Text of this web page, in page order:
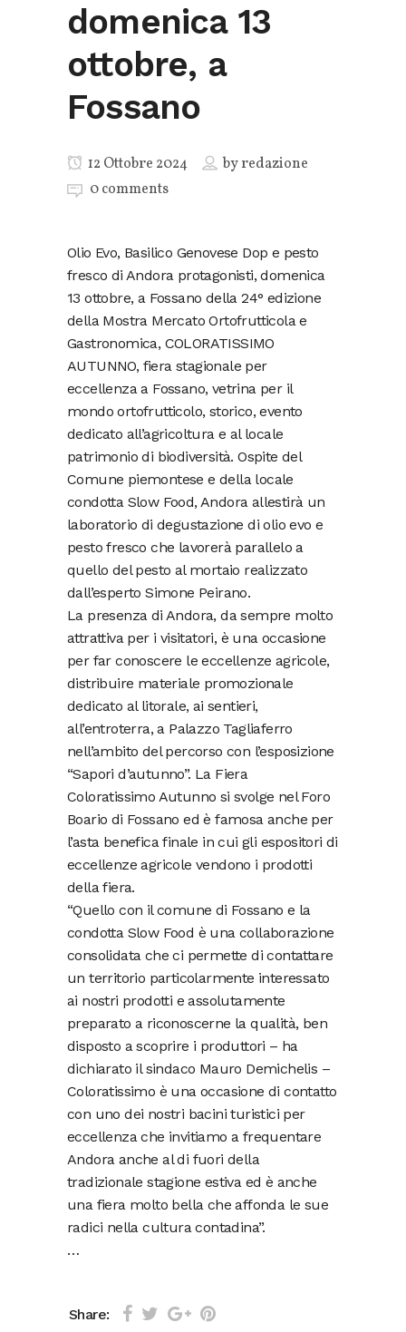
domenica 13
ottobre, a
Fossano
12 Ottobre 2024 byredazione
0 comments
Olio Evo, Basilico Genovese Dop e pesto
fresco di Andora protagonisti, domenica
13 ottobre, a Fossano della 24° edizione
della Mostra Mercato Ortofrutticola e
Gastronomica, COLORATISSIMO
AUTUNNO, fiera stagionale per
eccellenza a Fossano, vetrina per il
mondo ortofrutticolo, storico, evento
dedicato all’agricoltura e al locale
patrimonio di biodiversità. Ospite del
Comune piemontese e della locale
condotta Slow Food, Andora allestirà un
laboratorio di degustazione di olio evo e
pesto fresco che lavorerà parallelo a
quello del pesto al mortaio realizzato
dall’esperto Simone Peirano.
La presenza di Andora, da sempre molto
attrattiva per i visitatori, è una occasione
per far conoscere le eccellenze agricole,
distribuire materiale promozionale
dedicato al litorale, ai sentieri,
all’entroterra, a Palazzo Tagliaferro
nell’ambito del percorso con l’esposizione
“Sapori d’autunno”. La Fiera
Coloratissimo Autunno si svolge nel Foro
Boario di Fossano ed è famosa anche per
l’asta benefica finale in cui gli espositori di
eccellenze agricole vendono i prodotti
della fiera.
“Quello con il comune di Fossano e la
condotta Slow Food è una collaborazione
consolidata che ci permette di contattare
un territorio particolarmente interessato
ai nostri prodotti e assolutamente
preparato a riconoscerne la qualità, ben
disposto a scoprire i produttori – ha
dichiarato il sindaco Mauro Demichelis –
Coloratissimo è una occasione di contatto
con uno dei nostri bacini turistici per
eccellenza che invitiamo a frequentare
Andora anche al di fuori della
tradizionale stagione estiva ed è anche
una fiera molto bella che affonda le sue
radici nella cultura contadina”.
…
Share: